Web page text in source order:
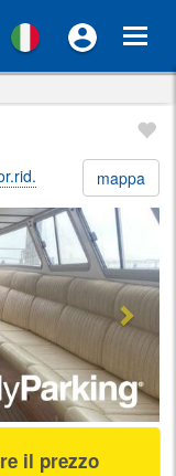
mappa
Next
il prezzo